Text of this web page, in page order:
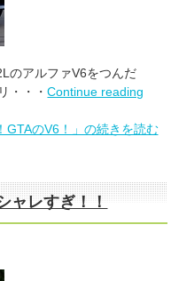
のアルファV6をつんだ
・・・Continue reading
GTAのV6！」の続きを読む
ャレすぎ！！